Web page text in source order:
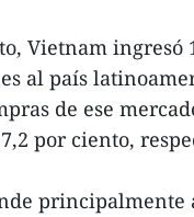
Vietnam
al país
de ese
por ciento,
principalmente